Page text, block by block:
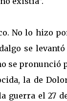
No lo hizo
se
se pronunció
la de
guerra el 27